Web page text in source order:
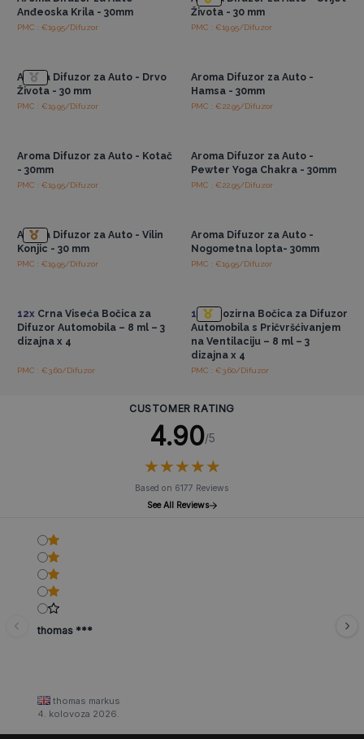
Anđeoska Krila - 30mm
PMC : €19.95/Difuzor
Života - 30 mm
PMC : €19.95/Difuzor
Aroma Difuzor za Auto - Drvo
Života - 30 mm
PMC : €19.95/Difuzor
Aroma Difuzor za Auto -
Hamsa - 30mm
PMC : €22.95/Difuzor
Aroma Difuzor za Auto - Kotač
- 30mm
PMC : €19.95/Difuzor
Aroma Difuzor za Auto -
Pewter Yoga Chakra - 30mm
PMC : €22.95/Difuzor
Aroma Difuzor za Auto - Vilin
Konjic - 30 mm
PMC : €19.95/Difuzor
Aroma Difuzor za Auto -
Nogometna lopta- 30mm
PMC : €19.95/Difuzor
12x Crna Viseća Bočica za
Difuzor Automobila – 8 ml – 3
dizajna x 4
PMC : €3.60/Difuzor
12xProzirna Bočica za Difuzor
Automobila s Pričvršćivanjem
na Ventilaciju – 8 ml – 3
dizajna x 4
PMC : €3.60/Difuzor
CUSTOMER RATING
4.90/5
★★★★★
★★★★★
Based on 6177 Reviews
See All Reviews
thomas ***
thomas markus
4. kolovoza 2026.